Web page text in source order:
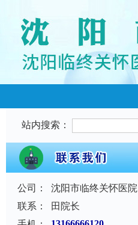
站内搜索：
公司：
沈阳市临终关怀医院
联系：
田院长